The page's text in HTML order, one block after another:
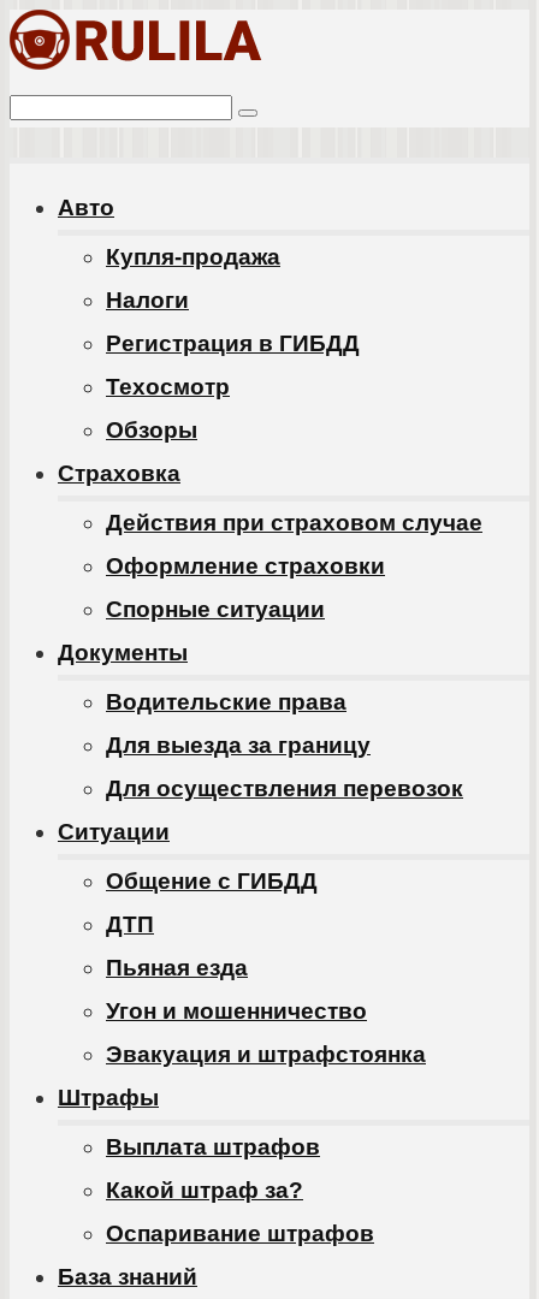
Перейти
контенту
Поиск:
Авто
Купля-продажа
Налоги
Регистрация в ГИБДД
Техосмотр
Обзоры
Cтраховка
Действия при страховом случае
Оформление страховки
Спорные ситуации
Документы
Водительские права
Для выезда за границу
Для осуществления перевозок
Ситуации
Общение с ГИБДД
ДТП
Пьяная езда
Угон и мошенничество
Эвакуация и штрафстоянка
Штрафы
Выплата штрафов
Какой штраф за?
Оспаривание штрафов
База знаний